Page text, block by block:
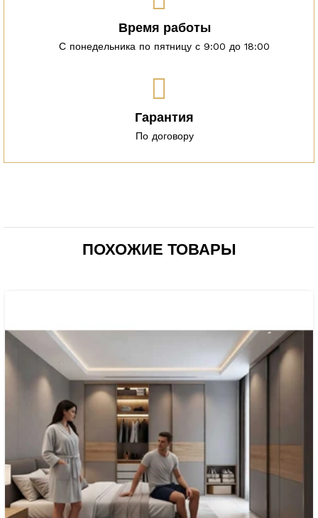
Время работы
С понедельника по пятницу с 9:00 до 18:00
Гарантия
По договору
ПОХОЖИЕ ТОВАРЫ